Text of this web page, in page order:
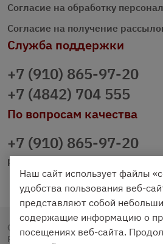
Согласие на обработку
Согласие на получение
Служба поддержки
+7 (910) 865-97-20
+7 (4842) 704 555
По вопросам качества
+7 (910) 865-97-20
prazdnichniy40@palmi.ru
Copyright © 2020 - 2026. Праздничный
Разработка и продвижение - Vegas
Наш сайт использует файлы
удобства пользования веб-
представляют собой
содержащие информацию о
посещениях веб-сайта.